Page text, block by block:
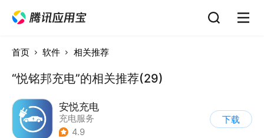
首页 软件 相关推荐
“悦铭邦充电”的相关推荐(29)
安悦充电
充电服务
4.9
下载